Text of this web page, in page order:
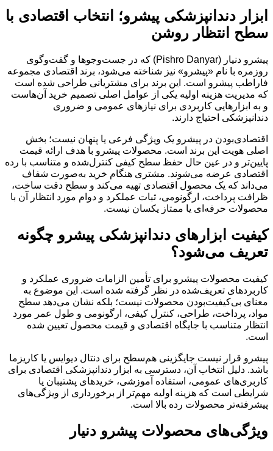
ابزار دندانپزشکی پیشرو؛ انتخاب اقتصادی با
سطح انتظار روشن
پیشرو دنیار (Pishro Danyar) که در جست‌وجوها و گفت‌وگوی
روزمره با نام «پیشرو» نیز شناخته می‌شود، برند اقتصادی مجموعه
فاراطب پیشرو است. این برند برای مشتریانی طراحی شده است
که مدیریت هزینه اولیه یکی از عوامل اصلی تصمیم خرید آن‌هاست
و به ابزارهایی کاربردی برای نیازهای عمومی و ضروری
دندانپزشکی احتیاج دارند.
اقتصادی‌بودن در پیشرو یک ویژگی فرعی یا پنهان نیست؛ بخش
اصلی هویت این برند است. محصولات پیشرو با هدف ارائه قیمت
پایین‌تر و در عین حال حفظ سطح کیفی کنترل‌شده و متناسب با رده
اقتصادی عرضه می‌شوند. مشتری هنگام خرید به‌صورت شفاف
می‌داند که یک محصول اقتصادی تهیه می‌کند و سطح دقت ساخت،
ظرافت پرداخت، ارگونومی، ثبات عملکرد و دوام مورد انتظار آن با
محصولات حرفه‌ای یا ممتاز یکسان نیست.
کیفیت ابزارهای دندانپزشکی پیشرو چگونه
تعریف می‌شود؟
کیفیت محصولات پیشرو برای تأمین الزامات ضروری عملکرد و
کاربردهای تعریف‌شده در نظر گرفته شده است. این موضوع به
معنای بی‌کیفیت‌بودن محصولات نیست؛ بلکه نشان می‌دهد سطح
مواد، پرداخت، طراحی، کنترل کیفی، ارگونومی و طول عمر مورد
انتظار متناسب با جایگاه اقتصادی و قیمت محصول تعیین شده
است.
پیشرو قرار نیست جایگزینی هم‌سطح برای دنتال دیوایس یا کاریزما
باشد. دلیل انتخاب آن، دسترسی به ابزار دندانپزشکی اقتصادی برای
کاربری‌های عمومی، استفاده آموزشی، خریدهای پشتیبان یا
شرایطی است که هزینه اولیه مهم‌تر از برخورداری از ویژگی‌های
پیشرفته‌تر محصولات رده بالا است.
ویژگی‌های محصولات پیشرو دنیار